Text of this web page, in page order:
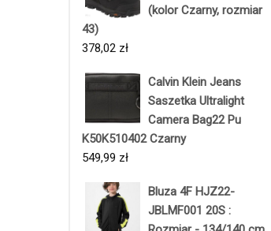
(kolor Czarny, rozmiar
43)
378,02 zł
Calvin Klein Jeans
Saszetka Ultralight
Camera Bag22 Pu
K50K510402 Czarny
549,99 zł
Bluza 4F HJZ22-
JBLMF001 20S :